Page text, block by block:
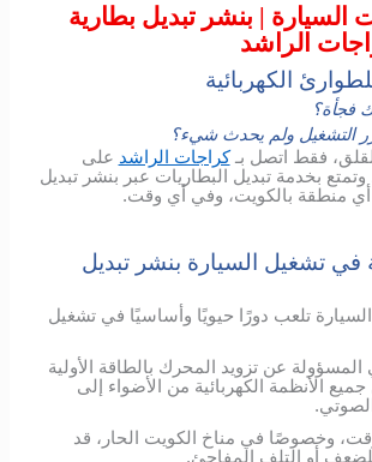
السيارة | بنشر تبديل بطارية
الراشد
الكهربائية
فجأة؟
ولم يحدث شيء؟
فقط اتصل بـكراجات الراشد على
وتمتع بخدمة تبديل البطاريات عبر بنشر تبديل
منطقة بالكويت، وفي أي وقت.
في تشغيل السيارة بنشر تبديل
تلعب دورًا حيويًا وأساسيًا في تشغيل
عن تزويد المحرك بالطاقة الأولية
الأنظمة الكهربائية من الأضواء إلى
وخصوصًا في مناخ الكويت الحار، قد
أو التلف المفاجئ.